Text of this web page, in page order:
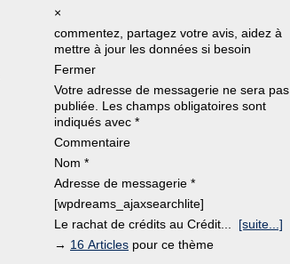
×
commentez, partagez votre avis, aidez à
mettre à jour les données si besoin
Fermer
Votre adresse de messagerie ne sera pas
publiée. Les champs obligatoires sont
indiqués avec *
Commentaire
Nom *
Adresse de messagerie *
[wpdreams_ajaxsearchlite]
Le rachat de crédits au Crédit... [suite...]
→ 16 Articles pour ce thème